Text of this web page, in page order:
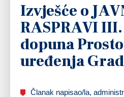
Izvješće o
RASPRAVI
dopuna
uređenja
Članak napisao/la,